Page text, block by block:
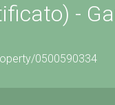
-
0500590334